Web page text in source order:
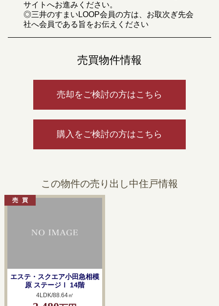
サイトへお進みください。
◎三井のすまいLOOP会員の方は、お取次ぎ先会
社へ会員である旨をお伝えください
売買物件情報
売却をご検討の方はこちら
購入をご検討の方はこちら
この物件の売り出し中住戸情報
エステ・スクエア小田急相模
原 ステージⅠ 14階
4LDK/88.64㎡